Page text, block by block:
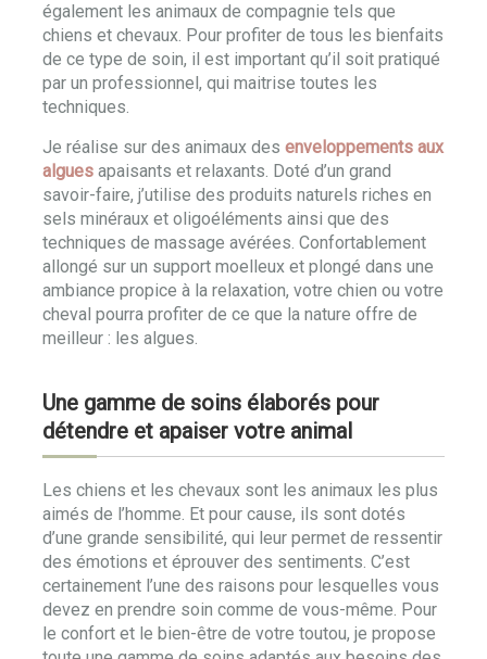
également les animaux de compagnie tels que
chiens et chevaux. Pour profiter de tous les bienfaits
de ce type de soin, il est important qu’il soit pratiqué
par un professionnel, qui maitrise toutes les
techniques.
Je réalise sur des animaux des enveloppements aux
algues apaisants et relaxants. Doté d’un grand
savoir-faire, j’utilise des produits naturels riches en
sels minéraux et oligoéléments ainsi que des
techniques de massage avérées. Confortablement
allongé sur un support moelleux et plongé dans une
ambiance propice à la relaxation, votre chien ou votre
cheval pourra profiter de ce que la nature offre de
meilleur : les algues.
Une gamme de soins élaborés pour
détendre et apaiser votre animal
Les chiens et les chevaux sont les animaux les plus
aimés de l’homme. Et pour cause, ils sont dotés
d’une grande sensibilité, qui leur permet de ressentir
des émotions et éprouver des sentiments. C’est
certainement l’une des raisons pour lesquelles vous
devez en prendre soin comme de vous-même. Pour
le confort et le bien-être de votre toutou, je propose